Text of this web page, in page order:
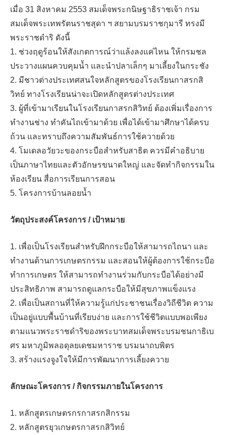
เมื่อ 31 สิงหาคม 2553 สมเด็จพระกนิษฐาธิราชเจ้า กรม
สมเด็จพระเทพรัตนราชสุดา ฯ สยามบรมราชกุมารี ทรงมี
พระราชดำริ ดังนี้
1. ช่วงฤดูร้อนให้สังเกตการณ์ว่าแล้งลงแค่ไหน ให้กรมชล
ประวางแผนควบคุมน้ำ และนำปลาเล็กๆ มาเลี้ยงในกระชัง
2. มีชาวต่างประเทศสนใจหลักสูตรของโรงเรียนกาสรกสิ
วิทย์ ทางโรงเรียนน่าจะเปิดหลักสูตรต่างประเทศ
3. ผู้ที่เข้ามาเรียนในโรงเรียนกาสรกสิวิทย์ ต้องเพิ่มเรื่องการ
ทำงานช่าง ทำคันไถเข้ามาด้วย เพื่อได้เข้ามาศึกษาได้ครบ
ถ้วน และทราบถึงความสัมพันธ์การใช้ควายด้วย
4. โมเดลอวัยวะของกระบือสำหรับสาธิต ควรมีคำอธิบาย
เป็นภาษาไทยและตัวอักษรขนาดใหญ่ และจัดทำกิจกรรมใน
ห้องเรียน สื่อการเรียนการสอน
5. โครงการบ้านลอยน้ำ
วัตถุประสงค์โครงการ / เป้าหมาย
1. เพื่อเป็นโรงเรียนสำหรับฝึกกระบือให้สามารถไถนา และ
ทำงานด้านการเกษตรกรรม และสอนให้ผู้ต้องการใช้กระบือ
ทำการเกษตร ให้สามารถทำงานร่วมกับกระบือได้อย่างมี
ประสิทธิภาพ สามารถดูแลกระบือให้มีสุขภาพแข็งแรง
2. เพื่อเป็นสถานที่ให้ความรู้แก่ประชาชนเรื่องวิถีชีวิต ความ
เป็นอยู่แบบพื้นบ้านที่เรียบง่าย และการใช้ชีวิตแบบพอเพียง
ตามแนวพระราชดำริของพระบาทสมเด็จพระบรมชนกาธิเบ
ศร มหาภูมิพลอดุลยเดชมหาราช บรมนาถบพิตร
3. สร้างแรงจูงใจให้มีการพัฒนาการเลี้ยงควาย
ลักษณะโครงการ / กิจกรรมภายในโครงการ
1. หลักสูตรเกษตรกรกาสรกสิกรรม
2. หลักสูตรยุวเกษตรกาสรกสิวิทย์